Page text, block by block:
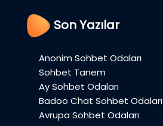
Son Yazılar
Anonim Sohbet Odaları
Sohbet Tanem
Ay Sohbet Odaları
Badoo Chat Sohbet Odaları
Avrupa Sohbet Odaları